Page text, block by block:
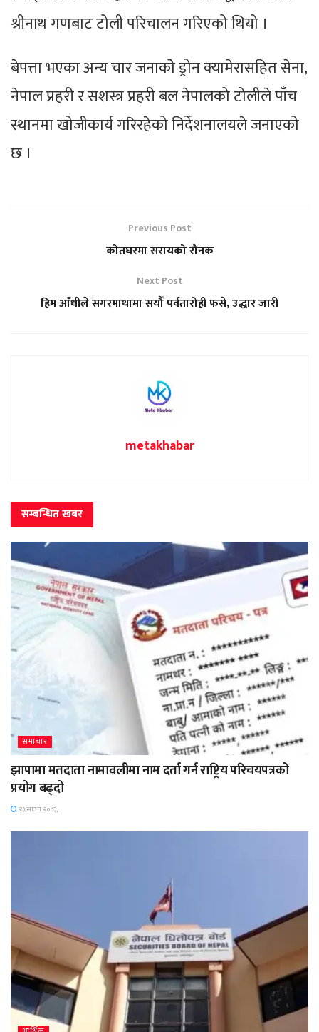
श्रीनाथ गणबाट टोली परिचालन गरिएको थियो ।
बेपत्ता भएका अन्य चार जनाकोे ड्रोन क्यामेरासहित सेना,
नेपाल प्रहरी र सशस्त्र प्रहरी बल नेपालको टोलीले पाँच
स्थानमा खोजीकार्य गरिरहेको निर्देशनालयले जनाएको
छ ।
Previous Post
कोतघरमा सरायको रौनक
Next Post
हिम आँधीले सगरमाथामा सयौँ पर्वतारोही फसे, उद्धार जारी
metakhabar
सम्बन्धितखबर
समाचार
झापामा मतदाता नामावलीमा नाम दर्ता गर्न राष्ट्रिय परिचयपत्रको
प्रयोग बढ्दो
२३ साउन २०८३,